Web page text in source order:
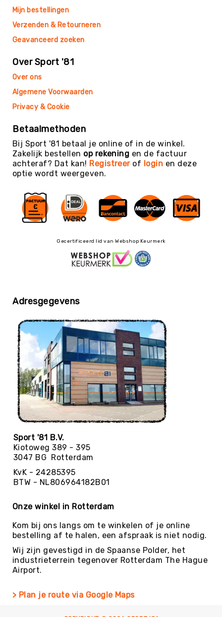
beperking
KINDEROPVANG
spelen
Rollen
Rijden
Airhockey
Pool-
&
Biljarttafel
&
Auto's
Gezelschapsspelen
Puzzelen
Huis-
&
Buitenspelen
Rollen
&
Rijden
Zand
&
Water
Sporten
Spelen
&
Spelpakketten
Speeltafels
Schommelen
Klimmen
RECREATIE
Zand-
&
Mijn bestellingen
Verzenden & Retourneren
Geavanceerd zoeken
Over Sport '81
Over ons
Algemene Voorwaarden
Privacy & Cookie
Betaalmethoden
Bij Sport '81 betaal je online of in de winkel.
Zakelijk bestellen op rekening en de factuur
achteraf? Dat kan! Registreerof login en deze
optie wordt weergeven.
Gecertificeerd lid van Webshop Keurmerk
Adresgegevens
Sport '81 B.V.
Kiotoweg 389 - 395
3047 BG Rotterdam
KvK - 24285395
BTW - NL806964182B01
Onze winkel in Rotterdam
Kom bij ons langs om te winkelen of je online
bestelling af te halen, een afspraak is niet nodig.
Wij zijn gevestigd in de Spaanse Polder, het
industrieterrein tegenover Rotterdam The Hague
Airport.
> Plan je route via Google Maps